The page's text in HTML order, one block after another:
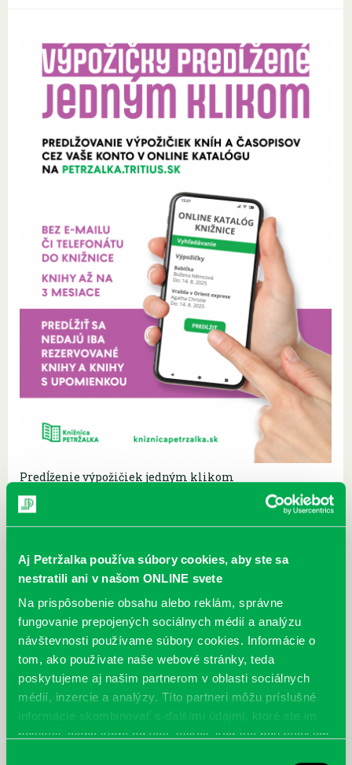
Aj Petržalka používa súbory cookies, aby ste sa
nestratili ani v našom ONLINE svete
Na prispôsobenie obsahu alebo reklám, správne
fungovanie prepojených sociálnych médií a analýzu
návštevnosti používame súbory cookies. Informácie o
tom, ako používate naše webové stránky, teda
poskytujeme aj našim partnerom v oblasti sociálnych
médií, inzercie a analýzy. Títo partneri môžu príslušné
informácie skombinovať s ďalšími údajmi, ktoré ste im
poskytli, alebo ktoré od vás získali, keď ste používali ich
Predĺženie výpožičiek jedným klikom
31.07.
Nedočítali ste ešte svoju knihu? Nemajte kvôli tomu obavy, pretože aj
napriek blížiacemu sa termínu vrátenia vypožičanej knihy ju